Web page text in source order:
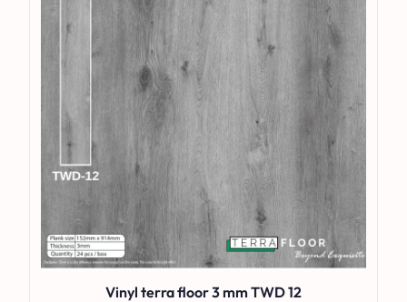
Vinyl terra floor 3 mm TWD 12